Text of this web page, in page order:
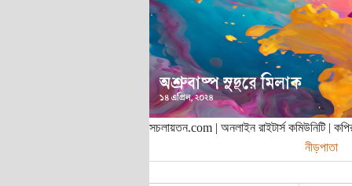
সচলায়তন.com | অনলাইন রাইটার্স কমিউনিটি |
নীড়পাতা